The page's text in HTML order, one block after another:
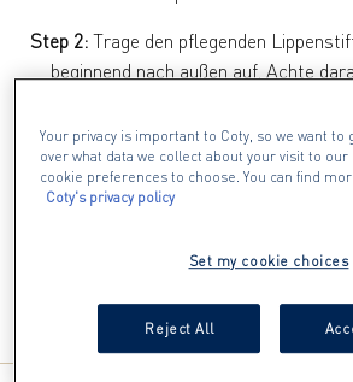
Step 2: Trage den pflegenden
beginnend nach außen auf. Achte
Step 3: Um den Lippenstift noch
mit den Lippen leicht auf ein
Your privacy is important to Coty, so we want to
over what data we collect about your visit to
cookie preferences to choose. You can find
Coty's privacy policy
Set my cookie choices
Reject All